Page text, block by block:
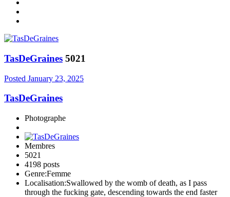
TasDeGraines 5021
Posted January 23, 2025
TasDeGraines
Photographe
Membres
5021
4198 posts
Genre:Femme
Localisation:Swallowed by the womb of death, as I pass
through the fucking gate, descending towards the end faster